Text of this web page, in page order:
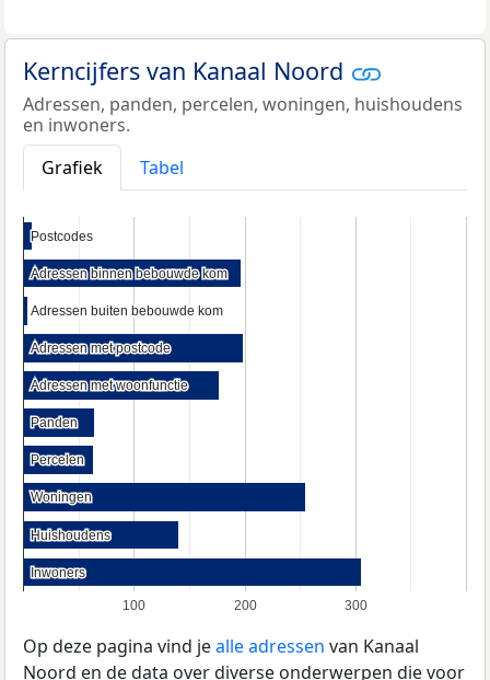
Kerncijfers van Kanaal Noord
Adressen, panden, percelen, woningen, huishoudens
en inwoners.
Grafiek
Tabel
100 200 300
Postcodes
Postcodes
Adressen binnen bebouwde kom
Adressen binnen bebouwde kom
Adressen buiten bebouwde kom
Adressen buiten bebouwde kom
Adressen met postcode
Adressen met postcode
Adressen met woonfunctie
Adressen met woonfunctie
Panden
Panden
Percelen
Percelen
Woningen
Woningen
Huishoudens
Huishoudens
Inwoners
Inwoners
Op deze pagina vind jealle adressen van Kanaal
Noord en de data over diverse onderwerpen die voor